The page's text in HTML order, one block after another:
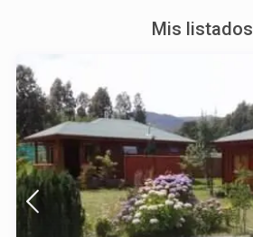
Mis listados